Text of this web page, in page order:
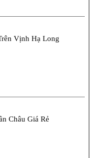
Vịnh Hạ Long
Châu Giá Rẻ